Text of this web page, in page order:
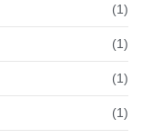
(1)
(1)
(1)
(1)